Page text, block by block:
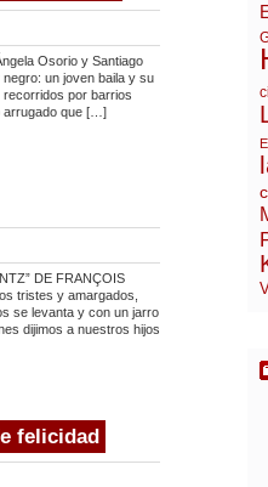
Osorio y Santiago
un joven baila y su
por barrios
arrugado que […]
DE FRANÇOIS
tristes y amargados,
se levanta y con un jarro
dijimos a nuestros hijos
felicidad